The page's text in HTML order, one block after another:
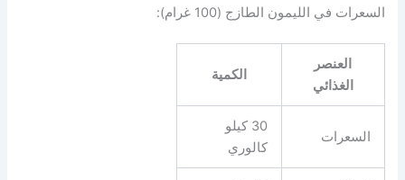
السعرات في الليمون الطازج (100 غرام):
العنصر
الغذائي
الكمية
السعرات
30 كيلو
كالوري